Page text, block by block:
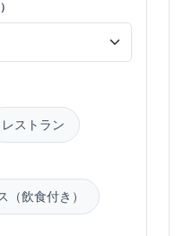
レストラン
（飲食付き）